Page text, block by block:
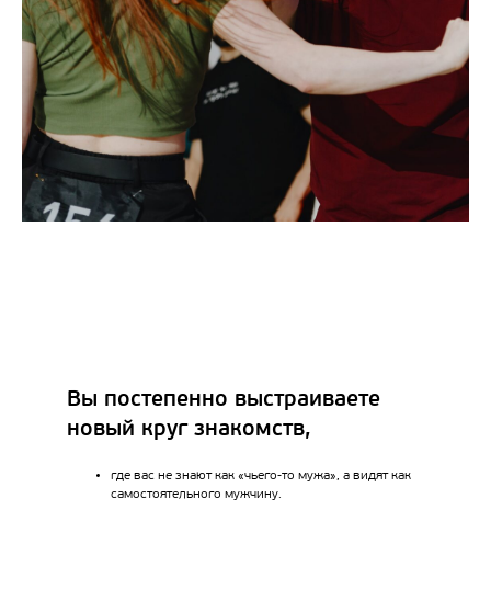
Вы постепенно выстраиваете
новый круг знакомств,
где вас не знают как «чьего‑то мужа», а видят как
самостоятельного мужчину.